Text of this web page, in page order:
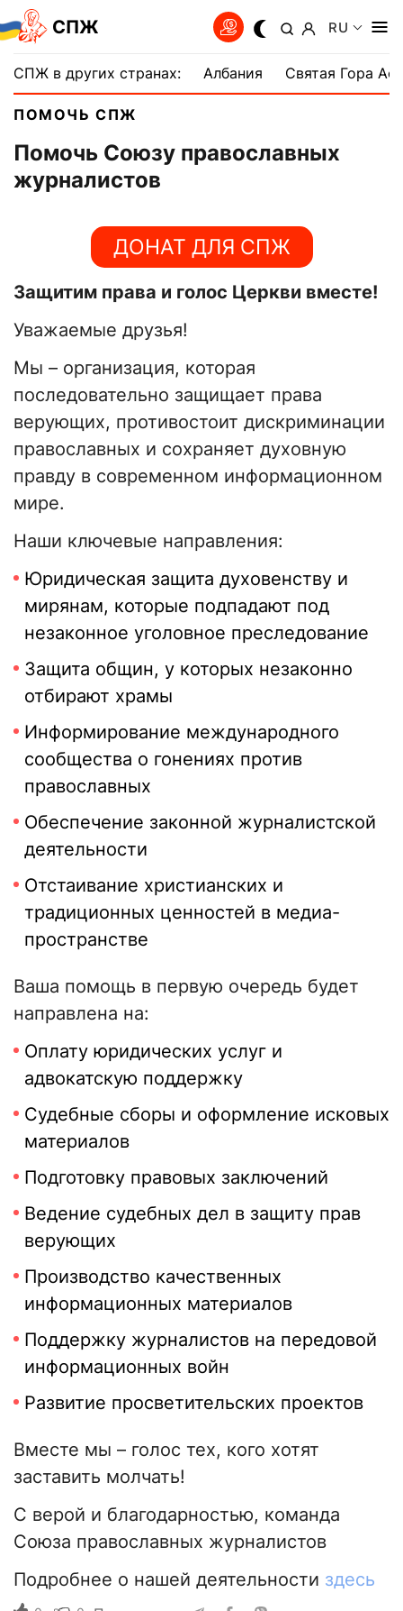
СПЖ RU
СПЖ в других странах: Албания Святая Гора
ПОМОЧЬ СПЖ
Помочь Союзу православных
журналистов
ДОНАТ ДЛЯ СПЖ
Защитим права и голос Церкви вместе!
Уважаемые друзья!
Мы – организация, которая
последовательно защищает права
верующих, противостоит дискриминации
православных и сохраняет духовную
правду в современном информационном
мире.
Наши ключевые направления:
Юридическая защита духовенству и
мирянам, которые подпадают под
незаконное уголовное преследование
Защита общин, у которых незаконно
отбирают храмы
Информирование международного
сообщества о гонениях против
православных
Обеспечение законной журналистской
деятельности
Отстаивание христианских и
традиционных ценностей в медиа-
пространстве
Ваша помощь в первую очередь будет
направлена на:
Оплату юридических услуг и
адвокатскую поддержку
Судебные сборы и оформление исковых
материалов
Подготовку правовых заключений
Ведение судебных дел в защиту прав
верующих
Производство качественных
информационных материалов
Поддержку журналистов на передовой
информационных войн
Развитие просветительских проектов
Вместе мы – голос тех, кого хотят
заставить молчать!
С верой и благодарностью, команда
Союза православных журналистов
Подробнее о нашей деятельности здесь